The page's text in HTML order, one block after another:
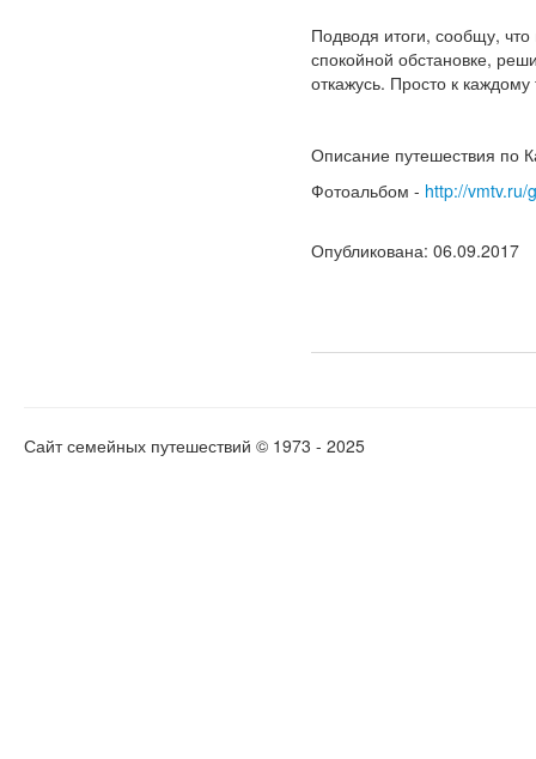
Подводя итоги, сообщу,
спокойной обстановке,
откажусь. Просто к
Описание путешествия по
Фотоальбом - http://vmtv.ru/
Опубликована: 06.09.2017
Сайт семейных путешествий © 1973 - 2025